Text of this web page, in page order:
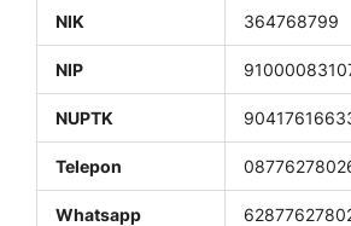
NIK 364768799
NIP
NUPTK
Telepon
Whatsapp